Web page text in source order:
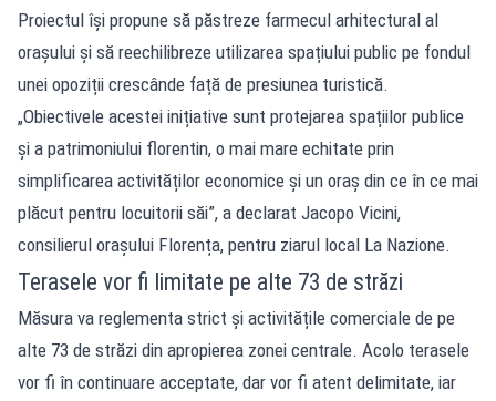
Proiectul își propune să păstreze farmecul arhitectural al
orașului și să reechilibreze utilizarea spațiului public pe fondul
unei opoziții crescânde față de presiunea turistică.
„Obiectivele acestei inițiative sunt protejarea spațiilor publice
și a patrimoniului florentin, o mai mare echitate prin
simplificarea activităților economice și un oraș din ce în ce mai
plăcut pentru locuitorii săi”, a declarat Jacopo Vicini,
consilierul orașului Florența, pentru ziarul local La Nazione.
Terasele vor fi limitate pe alte 73 de străzi
Măsura va reglementa strict și activitățile comerciale de pe
alte 73 de străzi din apropierea zonei centrale. Acolo terasele
vor fi în continuare acceptate, dar vor fi atent delimitate, iar